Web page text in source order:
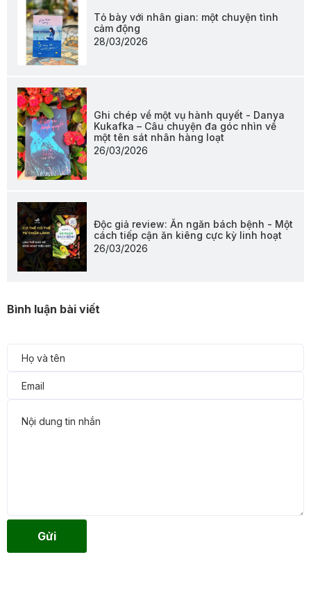
Tỏ bày với nhân gian: một chuyện tình
cảm động
28/03/2026
Ghi chép về một vụ hành quyết - Danya
Kukafka – Câu chuyện đa góc nhìn về
một tên sát nhân hàng loạt
26/03/2026
Độc giả review: Ăn ngăn bách bệnh - Một
cách tiếp cận ăn kiêng cực kỳ linh hoạt
26/03/2026
Bình luận bài viết
Gửi